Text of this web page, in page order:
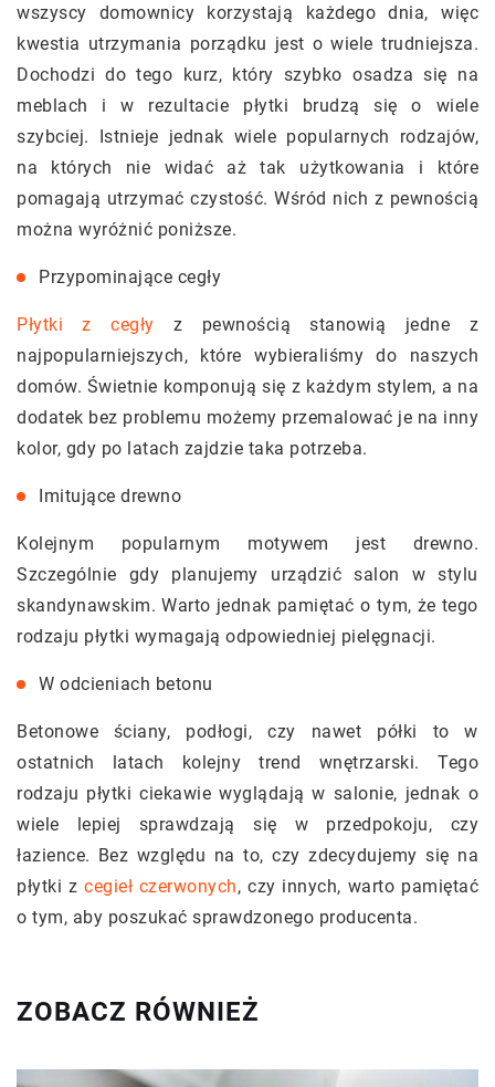
wszyscy domownicy korzystają każdego dnia, więc
kwestia utrzymania porządku jest o wiele trudniejsza.
Dochodzi do tego kurz, który szybko osadza się na
meblach i w rezultacie płytki brudzą się o wiele
szybciej. Istnieje jednak wiele popularnych rodzajów,
na których nie widać aż tak użytkowania i które
pomagają utrzymać czystość. Wśród nich z pewnością
można wyróżnić poniższe.
Przypominające cegły
Płytki z cegły z pewnością stanowią jedne z
najpopularniejszych, które wybieraliśmy do naszych
domów. Świetnie komponują się z każdym stylem, a na
dodatek bez problemu możemy przemalować je na inny
kolor, gdy po latach zajdzie taka potrzeba.
Imitujące drewno
Kolejnym popularnym motywem jest drewno.
Szczególnie gdy planujemy urządzić salon w stylu
skandynawskim. Warto jednak pamiętać o tym, że tego
rodzaju płytki wymagają odpowiedniej pielęgnacji.
W odcieniach betonu
Betonowe ściany, podłogi, czy nawet półki to w
ostatnich latach kolejny trend wnętrzarski. Tego
rodzaju płytki ciekawie wyglądają w salonie, jednak o
wiele lepiej sprawdzają się w przedpokoju, czy
łazience. Bez względu na to, czy zdecydujemy się na
płytki zcegieł czerwonych, czy innych, warto pamiętać
o tym, aby poszukać sprawdzonego producenta.
ZOBACZ RÓWNIEŻ